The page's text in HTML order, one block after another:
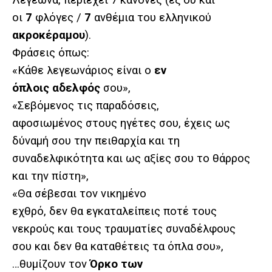
οι 7 φλόγες / 7 ανθέμια του ελληνικού
ακροκέραμου).
Φράσεις όπως:
«Κάθε λεγεωνάριος είναι ο εν
όπλοις αδελφός σου»,
«Σεβόμενος τις παραδόσεις,
αφοσιωμένος στους ηγέτες σου, έχεις ως
δύναμή σου την πειθαρχία και τη
συναδελφικότητα και ως αξίες σου το θάρρος
και την πίστη»,
«Θα σέβεσαι τον νικημένο
εχθρό, δεν θα εγκαταλείπεις ποτέ τους
νεκρούς και τους τραυματίες συναδέλφους
σου και δεν θα καταθέτεις τα όπλα σου»,
…θυμίζουν τονΌρκο των